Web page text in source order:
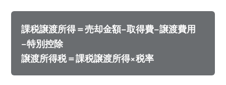
課税譲渡所得＝売却金額−取得費−譲渡費用
−特別控除
譲渡所得税＝課税譲渡所得×税率